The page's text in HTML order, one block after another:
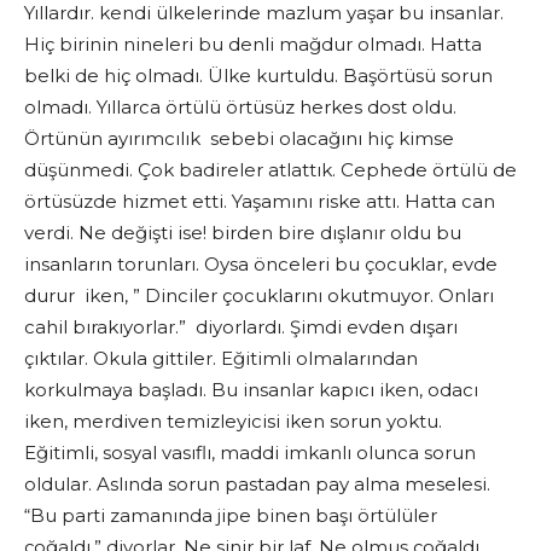
Yıllardır. kendi ülkelerinde mazlum yaşar bu insanlar.
Hiç birinin nineleri bu denli mağdur olmadı. Hatta
belki de hiç olmadı. Ülke kurtuldu. Başörtüsü sorun
olmadı. Yıllarca örtülü örtüsüz herkes dost oldu.
Örtünün ayırımcılık sebebi olacağını hiç kimse
düşünmedi. Çok badireler atlattık. Cephede örtülü de
örtüsüzde hizmet etti. Yaşamını riske attı. Hatta can
verdi. Ne değişti ise! birden bire dışlanır oldu bu
insanların torunları. Oysa önceleri bu çocuklar, evde
durur iken, ” Dinciler çocuklarını okutmuyor. Onları
cahil bırakıyorlar.” diyorlardı. Şimdi evden dışarı
çıktılar. Okula gittiler. Eğitimli olmalarından
korkulmaya başladı. Bu insanlar kapıcı iken, odacı
iken, merdiven temizleyicisi iken sorun yoktu.
Eğitimli, sosyal vasıflı, maddi imkanlı olunca sorun
oldular. Aslında sorun pastadan pay alma meselesi.
“Bu parti zamanında jipe binen başı örtülüler